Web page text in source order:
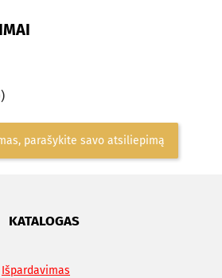
parašykite savo atsiliepimą
KATALOGAS
Išpardavimas